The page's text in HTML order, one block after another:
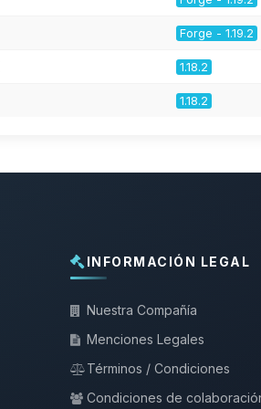
Forge - 1.19.2
1.18.2
1.18.2
INFORMACIÓN LEGAL
Nuestra Compañía
Menciones Legales
Términos / Condiciones
Condiciones de